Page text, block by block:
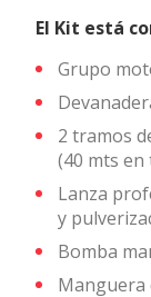
El Kit está
Grupo
2 tramos
(40 mts en
Lanza
y
Bomba
Manguera